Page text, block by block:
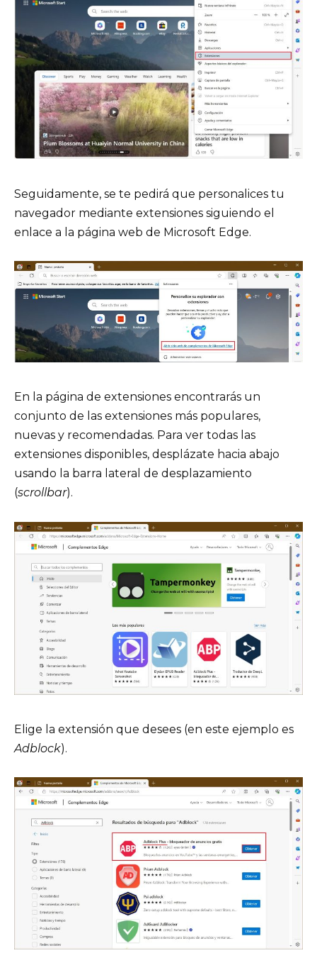
Seguidamente, se te pedirá que personalices tu
navegador mediante extensiones siguiendo el
enlace a la página web de Microsoft Edge.
En la página de extensiones encontrarás un
conjunto de las extensiones más populares,
nuevas y recomendadas. Para ver todas las
extensiones disponibles, desplázate hacia abajo
usando la barra lateral de desplazamiento
(scrollbar).
Elige la extensión que desees (en este ejemplo es
Adblock).